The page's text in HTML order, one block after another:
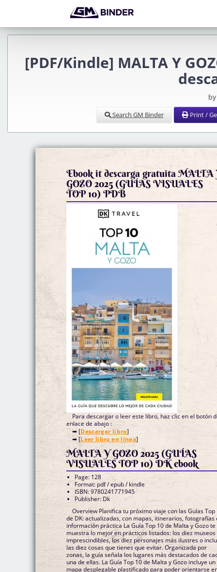
[PDF/Kindle] MALTA Y
Search GM Binder Print /
Ebook it descarga gratuita MALTA
GOZO 2025 (GUÍAS VISUALES
TOP 10) PDB
Para descargar o leer este libro, haz clic en el botón
enlace de abajo :
➡ [Descargar libro]
➡ [Leer libro en línea]
MALTA Y GOZO 2025 (GUÍAS
VISUALES TOP 10) DK ebook
Page: 128
Format: pdf / epub / kindle
ISBN: 9780241771945
Publisher: Dk
Overview Planifica tu próximo viaje con las Guías Top
de DK: actualizadas, con mapas, itinerarios, fotografías
información práctica La Guía Top 10 de Malta y Gozo te
muestra lo mejor en prácticos listados: los diez museos
imprescindibles, los diez personajes más ilustres o
las diez cosas que tienes que evitar. Organizada por
zonas, la guía señala los lugares más destacados de
una de ellas. La Guía Top 10 de Malta y Gozo incluye un
mapa desplegable plastificado para poder orientarse